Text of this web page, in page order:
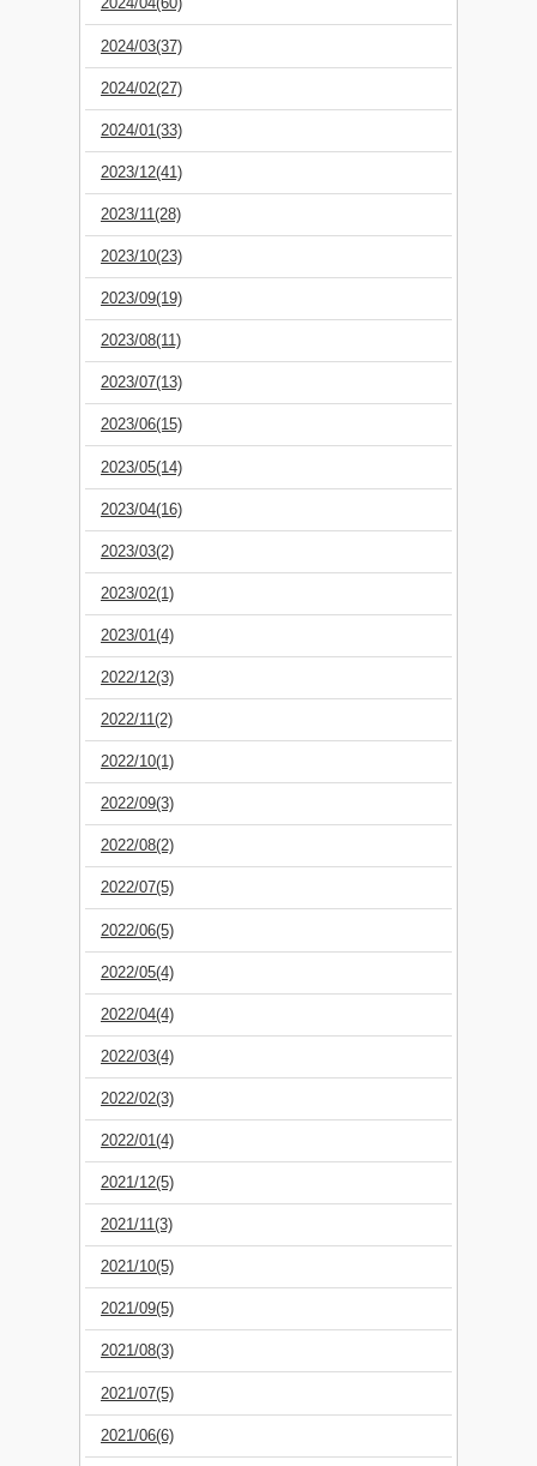
2024/03(37)
2024/02(27)
2024/01(33)
2023/12(41)
2023/11(28)
2023/10(23)
2023/09(19)
2023/08(11)
2023/07(13)
2023/06(15)
2023/05(14)
2023/04(16)
2023/03(2)
2023/02(1)
2023/01(4)
2022/12(3)
2022/11(2)
2022/10(1)
2022/09(3)
2022/08(2)
2022/07(5)
2022/06(5)
2022/05(4)
2022/04(4)
2022/03(4)
2022/02(3)
2022/01(4)
2021/12(5)
2021/11(3)
2021/10(5)
2021/09(5)
2021/08(3)
2021/07(5)
2021/06(6)